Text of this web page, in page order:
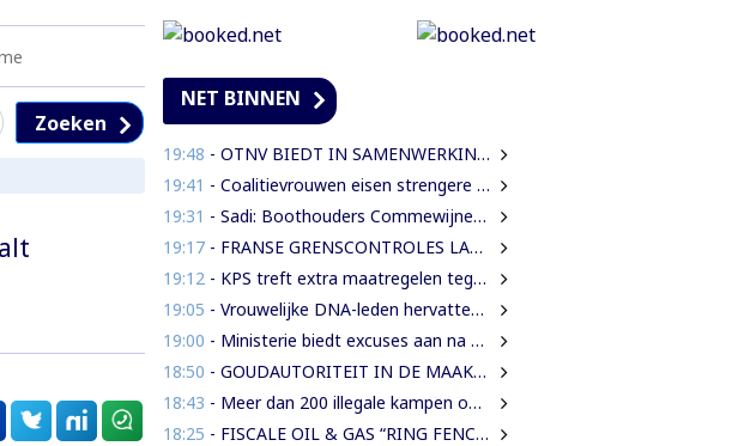
Zoeken
NET BINNEN
19:48 - OTNV BIEDT IN SAMENWERKING MET HAAR INTERNATIONALE PARTNERS 200 GRATIS STUDIEBEURZEN AAN TECHNISCH TALENT
19:41 - Coalitievrouwen eisen strengere gedragsregels in DNA na uitspraak Van Samson
19:31 - Sadi: Boothouders Commewijne zijn desperate, wachten 6 jaren op tariefaanpassing
19:17- FRANSE GRENSCONTROLES LANGS MAROWIJNERIVIER WEDEROM FORS AANGESCHERPT
19:12 - KPS treft extra maatregelen tegen verkeersdrukte binnenstad
19:05 - Vrouwelijke DNA-leden hervatten werk en eisen strengere gedragsregels na uitlating Van Samson
19:00 - Ministerie biedt excuses aan na onterechte beschuldigingen tegen IMEAO 2-directeur
18:50 - GOUDAUTORITEIT IN DE MAAK VOOR MEER ORDENING EN INKOMSTEN
18:43 - Meer dan 200 illegale kampen ontmanteld uit concessiegebied ZiJin
18:25 - FISCALE OIL & GAS “RING FENCE” OR “NO RING FENCE”? THAT IS THE QUESTION!